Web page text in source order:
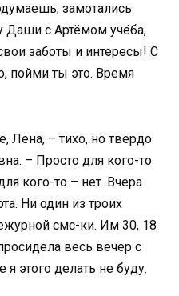
замотались
Даши с Артёмом учёба,
заботы и интересы! С
пойми ты это. Время
Лена, – тихо, но твёрдо
– Просто для кого-то
кого-то – нет. Вчера
Ни один из троих
смс-ки. Им 30, 18
весь вечер с
этого делать не буду.